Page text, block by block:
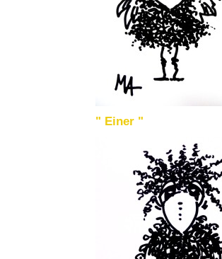
" Einer "